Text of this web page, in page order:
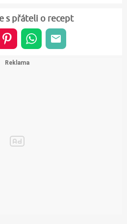
s přáteli o recept